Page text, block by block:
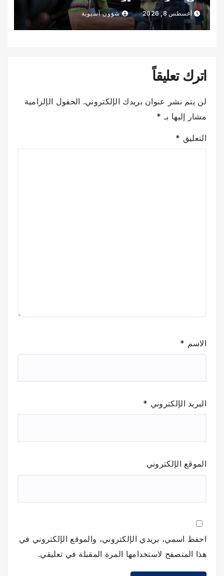
أغسطس 8, 2026 شؤون آسيوية
اترك تعليقاً
لن يتم نشر عنوان بريدك الإلكتروني. الحقول الإلزامية
مشار إليها بـ *
التعليق *
الاسم *
البريد الإلكتروني *
الموقع الإلكتروني
احفظ اسمي، بريدي الإلكتروني، والموقع الإلكتروني في
هذا المتصفح لاستخدامها المرة المقبلة في تعليقي.